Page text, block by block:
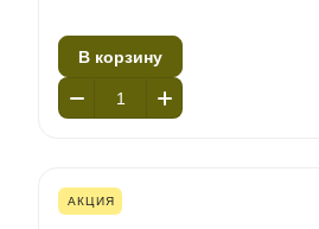
В корзину
АКЦИЯ